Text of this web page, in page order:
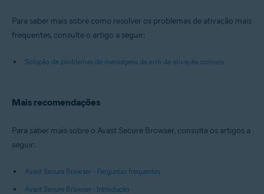
Para saber mais sobre como resolver os problemas de ativação mais
frequentes, consulte o artigo a seguir:
Solução de problemas de mensagens de erro de ativação comuns
Mais recomendações
Para saber mais sobre o Avast Secure Browser, consulte os artigos a
seguir:
Avast Secure Browser - Perguntas frequentes
Avast Secure Browser - Introdução